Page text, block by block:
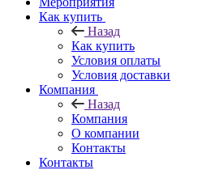
Как купить
Назад
Как купить
Условия оплаты
Условия доставки
Компания
Назад
Компания
О компании
Контакты
Контакты